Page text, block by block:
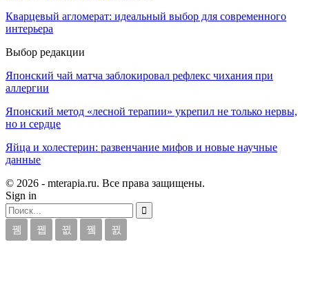
Кварцевый агломерат: идеальный выбор для современного
интерьера
Выбор редакции
Японский чай матча заблокировал рефлекс чихания при
аллергии
Японский метод «лесной терапии» укрепил не только нервы,
но и сердце
Яйца и холестерин: развенчание мифов и новые научные
данные
© 2026 - mterapia.ru. Все права защищены.
Sign in